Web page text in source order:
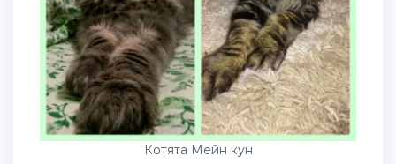
Котята Мейн кун